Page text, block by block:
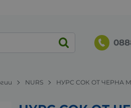
NURS НУРС СОК ОТ ЧЕРНА